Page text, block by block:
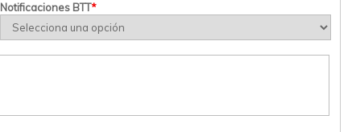
Notificaciones BTT*